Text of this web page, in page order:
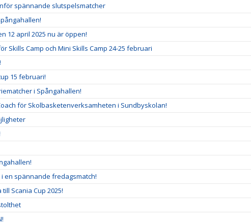
spännande slutspelsmatcher
12 april 2025 nu är öppen!
Skills Camp och Mini Skills Camp 24-25 februari
15 februari!
i Spångahallen!
för Skolbasketenverksamheten i Sundbyskolan!
en spännande fredagsmatch!
Scania Cup 2025!